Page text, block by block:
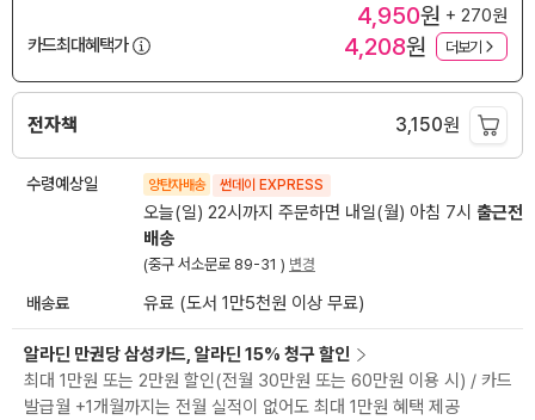
4,950원 + 270원
카드최대혜택가
4,208원 더보기
전자책 3,150원
수령예상일 양탄자배송 썬데이 EXPRESS
오늘(일) 22시까지 주문하면 내일(월) 아침 7시 출근전
배송
(중구 서소문로 89-31 ) 변경
배송료 유료 (도서 1만5천원 이상 무료)
알라딘 만권당 삼성카드, 알라딘 15% 청구 할인
최대 1만원 또는 2만원 할인(전월 30만원 또는 60만원 이용 시) / 카드
발급월 +1개월까지는 전월 실적이 없어도 최대 1만원 혜택 제공